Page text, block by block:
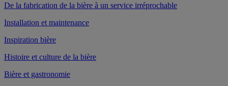
De la fabrication de la bière à un service irréprochable
Installation et maintenance
Inspiration bière
Histoire et culture de la bière
Bière et gastronomie